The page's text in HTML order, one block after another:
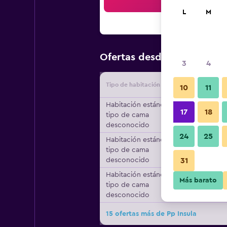
Ofertas desde Oferta
Tipo de habitación
Habitación estándar,
tipo de cama
desconocido
Habitación estándar,
tipo de cama
desconocido
Habitación estándar,
tipo de cama
desconocido
15 ofertas más de Pp Insula
L M
3 4
10 11
17 18
24 25
31
Más barato